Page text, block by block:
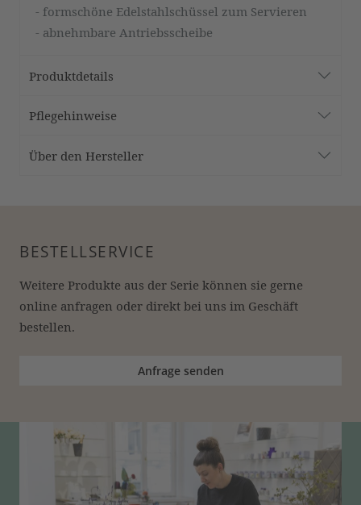
- formschöne Edelstahlschüssel zum Servieren
- abnehmbare Antriebsscheibe
Produktdetails
Pflegehinweise
Über den Hersteller
BESTELLSERVICE
Weitere Produkte aus der Serie können sie gerne
online anfragen oder direkt bei uns im Geschäft
bestellen.
Anfrage senden